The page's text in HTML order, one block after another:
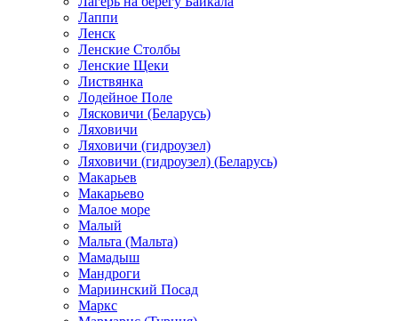
Лаппи
Ленск
Ленские Столбы
Ленские Щеки
Листвянка
Лодейное Поле
Лясковичи (Беларусь)
Ляховичи
Ляховичи (гидроузел)
Ляховичи (гидроузел) (Беларусь)
Макарьев
Макарьево
Малое море
Малый
Мальта (Мальта)
Мамадыш
Мандроги
Мариинский Посад
Маркс